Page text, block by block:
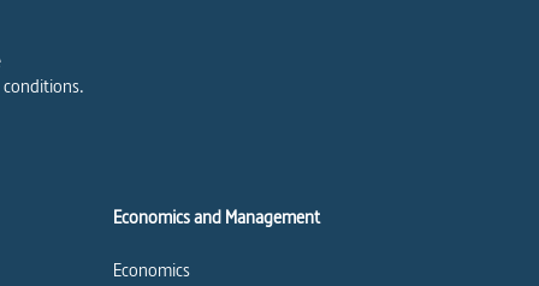
Economics and Management
Economics